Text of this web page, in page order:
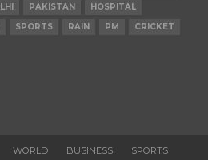
PAKISTAN
HOSPITAL
SPORTS RAIN PM
CRICKET
WORLD BUSINESS SPORTS